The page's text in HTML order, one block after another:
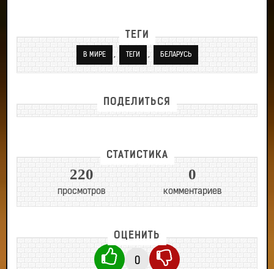
ТЕГИ
В МИРЕ , ТЕГИ , БЕЛАРУСЬ
ПОДЕЛИТЬСЯ
СТАТИСТИКА
220
просмотров
0
комментариев
ОЦЕНИТЬ
0